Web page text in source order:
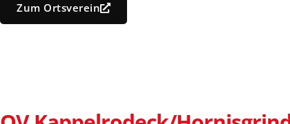
Zum Ortsverein